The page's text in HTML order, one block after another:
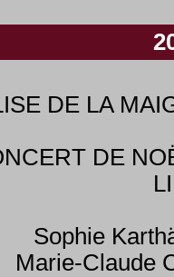
DE LA
DE
Sophie
Marie-Claude